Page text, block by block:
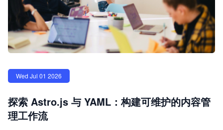
Wed Jul 01 2026
探索 Astro.js 与 YAML：构建可维护的内容管
理工作流